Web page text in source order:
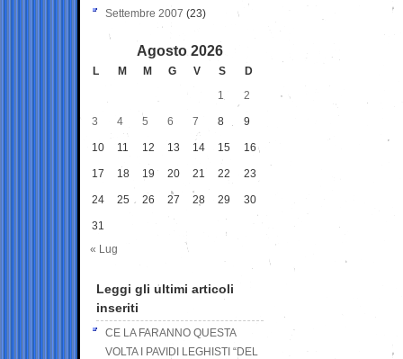
Settembre 2007 (23)
Agosto 2026
L M M G V S
D
1
2
3 4 5 6 7 8 9
10 11 12 13 14 15 16
17 18 19 20 21 22 23
24 25 26 27 28 29 30
31
« Lug
Leggi gli ultimi articoli
inseriti
CE LA FARANNO QUESTA
VOLTA I PAVIDI LEGHISTI “DEL